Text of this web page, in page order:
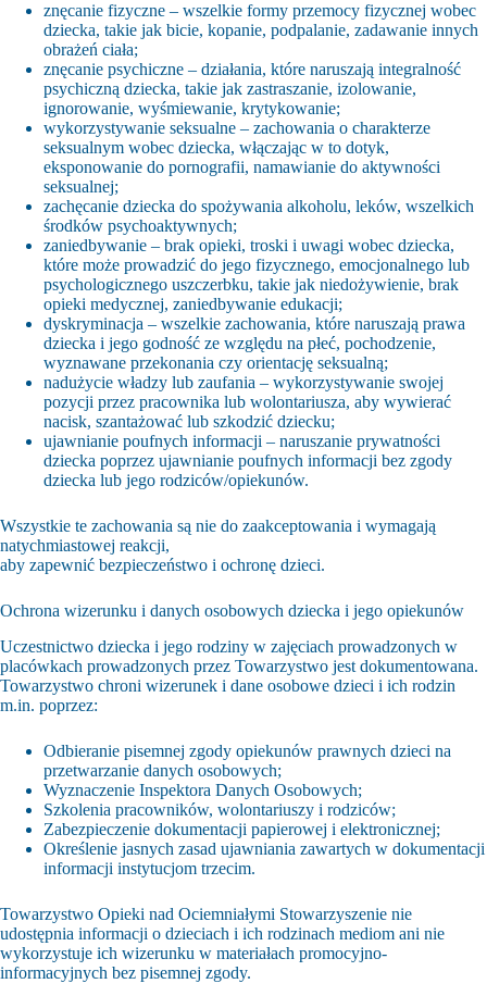
znęcanie fizyczne – wszelkie formy przemocy fizycznej wobec
dziecka, takie jak bicie, kopanie, podpalanie, zadawanie innych
obrażeń ciała;
znęcanie psychiczne – działania, które naruszają integralność
psychiczną dziecka, takie jak zastraszanie, izolowanie,
ignorowanie, wyśmiewanie, krytykowanie;
wykorzystywanie seksualne – zachowania o charakterze
seksualnym wobec dziecka, włączając w to dotyk,
eksponowanie do pornografii, namawianie do aktywności
seksualnej;
zachęcanie dziecka do spożywania alkoholu, leków, wszelkich
środków psychoaktywnych;
zaniedbywanie – brak opieki, troski i uwagi wobec dziecka,
które może prowadzić do jego fizycznego, emocjonalnego lub
psychologicznego uszczerbku, takie jak niedożywienie, brak
opieki medycznej, zaniedbywanie edukacji;
dyskryminacja – wszelkie zachowania, które naruszają prawa
dziecka i jego godność ze względu na płeć, pochodzenie,
wyznawane przekonania czy orientację seksualną;
nadużycie władzy lub zaufania – wykorzystywanie swojej
pozycji przez pracownika lub wolontariusza, aby wywierać
nacisk, szantażować lub szkodzić dziecku;
ujawnianie poufnych informacji – naruszanie prywatności
dziecka poprzez ujawnianie poufnych informacji bez zgody
dziecka lub jego rodziców/opiekunów.
Wszystkie te zachowania są nie do zaakceptowania i wymagają
natychmiastowej reakcji,
aby zapewnić bezpieczeństwo i ochronę dzieci.
Ochrona wizerunku i danych osobowych dziecka i jego opiekunów
Uczestnictwo dziecka i jego rodziny w zajęciach prowadzonych w
placówkach prowadzonych przez Towarzystwo jest dokumentowana.
Towarzystwo chroni wizerunek i dane osobowe dzieci i ich rodzin
m.in. poprzez:
Odbieranie pisemnej zgody opiekunów prawnych dzieci na
przetwarzanie danych osobowych;
Wyznaczenie Inspektora Danych Osobowych;
Szkolenia pracowników, wolontariuszy i rodziców;
Zabezpieczenie dokumentacji papierowej i elektronicznej;
Określenie jasnych zasad ujawniania zawartych w dokumentacji
informacji instytucjom trzecim.
Towarzystwo Opieki nad Ociemniałymi Stowarzyszenie nie
udostępnia informacji o dzieciach i ich rodzinach mediom ani nie
wykorzystuje ich wizerunku w materiałach promocyjno-
informacyjnych bez pisemnej zgody.